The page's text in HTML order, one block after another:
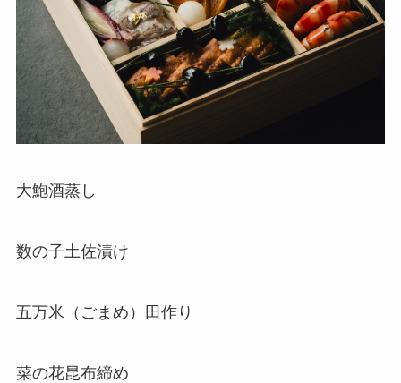
大鮑酒蒸し
数の子土佐漬け
五万米（ごまめ）田作り
菜の花昆布締め